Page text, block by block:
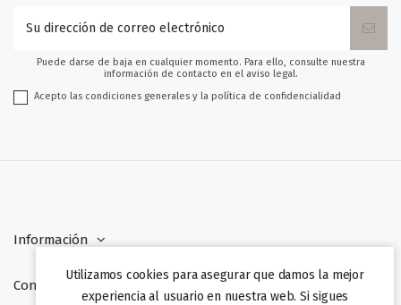
Puede darse de baja en cualquier momento. Para ello, consulte nuestra
información de contacto en el aviso legal.
Acepto las condiciones generales y la política de confidencialidad
Información
Contacto
Utilizamos cookies para asegurar que damos la mejor
experiencia al usuario en nuestra web. Si sigues